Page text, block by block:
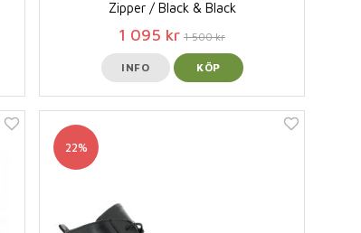
Zipper / Black & Black
1 095 kr 1 500 kr
INFO KÖP
22%